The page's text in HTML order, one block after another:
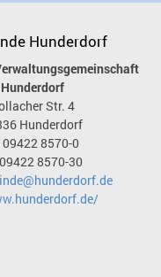
Hunderdorf
Hunderdorf
Str. 4
Hunderdorf
09422 8570-0
09422 8570-30